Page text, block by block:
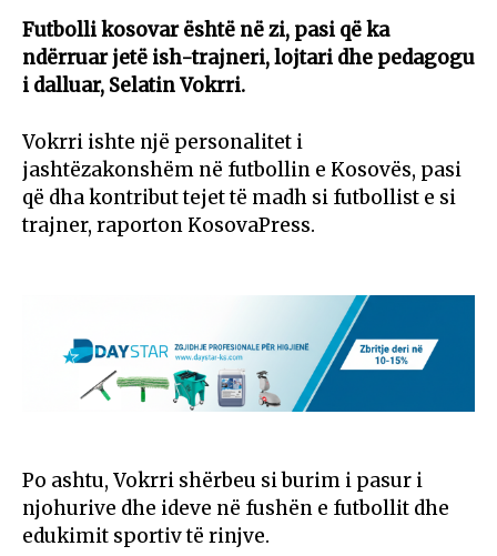
Futbolli kosovar është në zi, pasi që ka
ndërruar jetë ish-trajneri, lojtari dhe pedagogu
i dalluar, Selatin Vokrri.
Vokrri ishte një personalitet i
jashtëzakonshëm në futbollin e Kosovës, pasi
që dha kontribut tejet të madh si futbollist e si
trajner, raporton KosovaPress.
Po ashtu, Vokrri shërbeu si burim i pasur i
njohurive dhe ideve në fushën e futbollit dhe
edukimit sportiv të rinjve.